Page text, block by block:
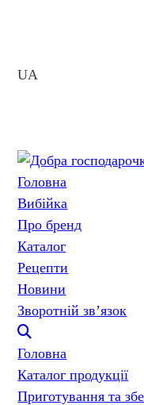
UA
Головна
Вибійка
Про бренд
Каталог
Рецепти
Новини
Зворотній зв’язок
Головна
Каталог продукції
Приготування та